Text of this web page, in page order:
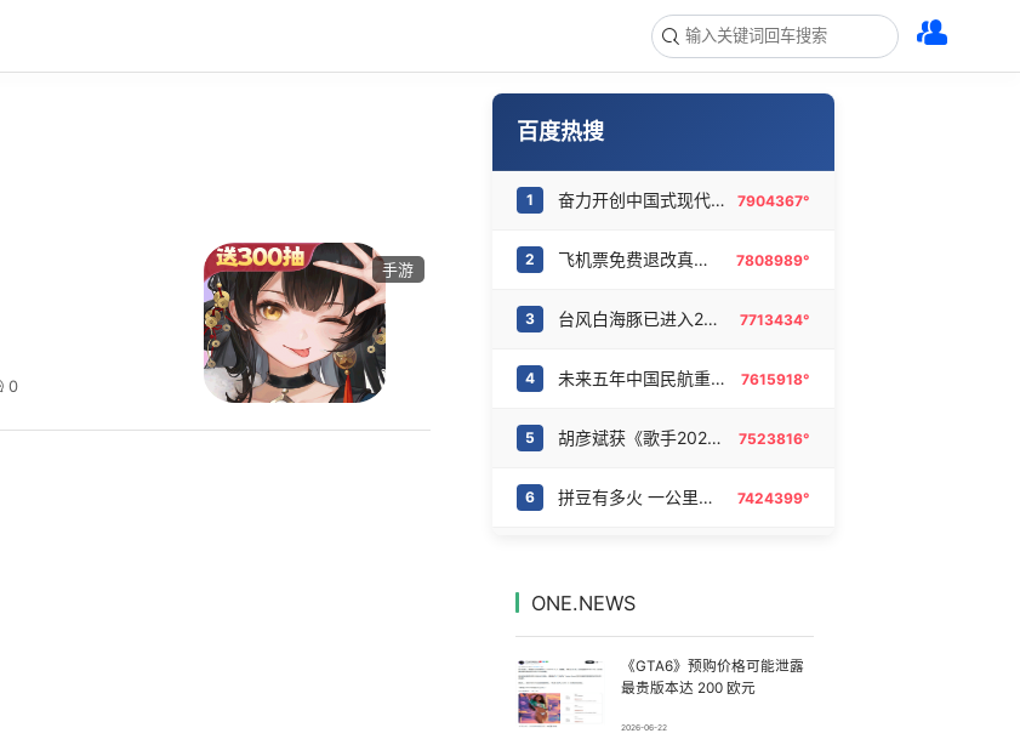
手游
0
百度热搜
1 奋力开创中国式现代化建设新局面 7904367°
2 飞机票免费退改真的来了 7808989°
3 台风白海豚已进入24小时警戒线 7713434°
4 未来五年中国民航重磅规划出炉 7615918°
5 胡彦斌获《歌手2026》歌王 7523816°
6 拼豆有多火 一公里内能有40家店 7424399°
9 北京多站点小时雨量下到全国第一 7140042°
ONE.NEWS
《GTA6》预购价格可能泄露
最贵版本达 200 欧元
2026-06-22